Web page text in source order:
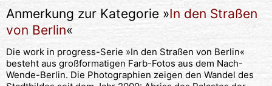
Anmerkung zur Kategorie »In den Straßen
von Berlin«
Die work in progress-Serie »In den Straßen von Berlin«
besteht aus großformatigen Farb-Fotos aus dem Nach-
Wende-Berlin. Die Photographien zeigen den Wandel des